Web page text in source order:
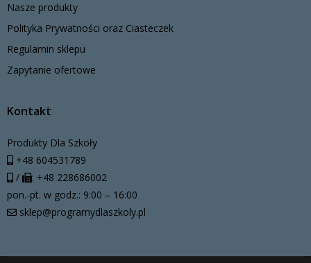
Nasze produkty
Polityka Prywatności oraz Ciasteczek
Regulamin sklepu
Zapytanie ofertowe
Kontakt
Produkty Dla Szkoły
+48 604531789
/
: +48 228686002
pon.-pt. w godz.: 9:00 – 16:00
sklep@programydlaszkoly.pl